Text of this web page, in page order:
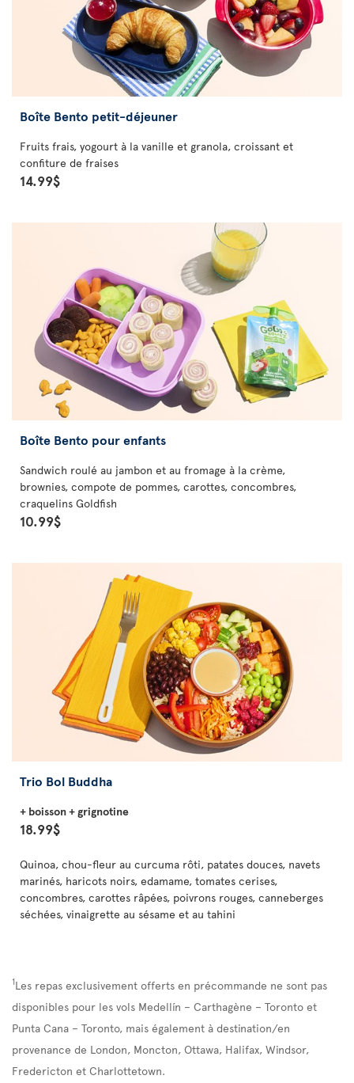
Boîte Bento petit-déjeuner
Fruits frais, yogourt à la vanille et granola, croissant et
confiture de fraises
14.99$
Boîte Bento pour enfants
Sandwich roulé au jambon et au fromage à la crème,
brownies, compote de pommes, carottes, concombres,
craquelins Goldfish
10.99$
Trio Bol Buddha
+ boisson + grignotine
18.99$
Quinoa, chou-fleur au curcuma rôti, patates douces, navets
marinés, haricots noirs, edamame, tomates cerises,
concombres, carottes râpées, poivrons rouges, canneberges
séchées, vinaigrette au sésame et au tahini
1Les repas exclusivement offerts en précommande ne sont pas
disponibles pour les vols Medellín – Carthagène – Toronto et
Punta Cana – Toronto, mais également à destination/en
provenance de London, Moncton, Ottawa, Halifax, Windsor,
Fredericton et Charlottetown.